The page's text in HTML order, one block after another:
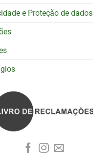
e Proteção de dados